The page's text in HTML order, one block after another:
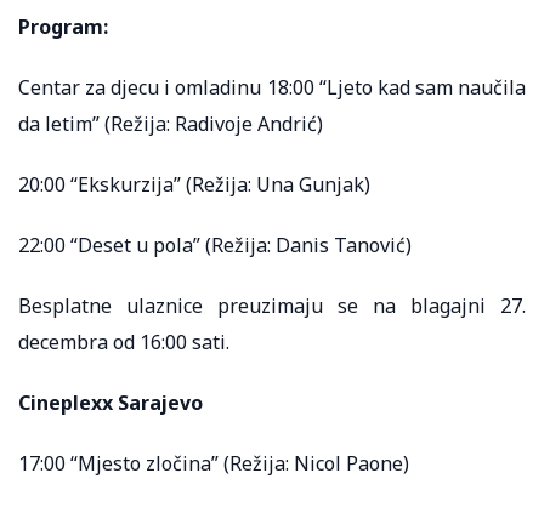
Program:
Centar za djecu i omladinu 18:00 “Ljeto kad sam naučila
da letim” (Režija: Radivoje Andrić)
20:00 “Ekskurzija” (Režija: Una Gunjak)
22:00 “Deset u pola” (Režija: Danis Tanović)
Besplatne ulaznice preuzimaju se na blagajni 27.
decembra od 16:00 sati.
Cineplexx Sarajevo
17:00 “Mjesto zločina” (Režija: Nicol Paone)